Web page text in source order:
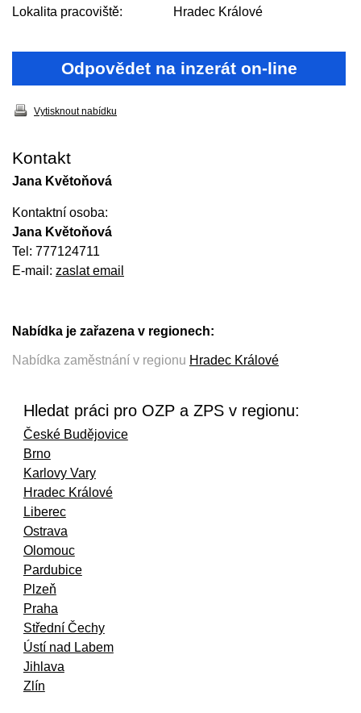
Lokalita pracoviště: Hradec Králové
Odpovědet na inzerát on-line
Vytisknout nabídku
Kontakt
Jana Květoňová
Kontaktní osoba:
Jana Květoňová
Tel: 777124711
E-mail: zaslat email
Nabídka je zařazena v regionech:
Nabídka zaměstnání v regionu Hradec Králové
Hledat práci pro OZP a ZPS v regionu:
České Budějovice
Brno
Karlovy Vary
Hradec Králové
Liberec
Ostrava
Olomouc
Pardubice
Plzeň
Praha
Střední Čechy
Ústí nad Labem
Jihlava
Zlín